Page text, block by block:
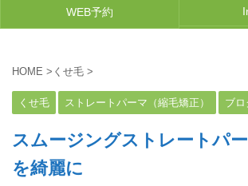
WEB予約
HOME > くせ毛 >
くせ毛 ストレートパーマ（縮毛矯正） ブロ
スムージングストレートパ
を綺麗に